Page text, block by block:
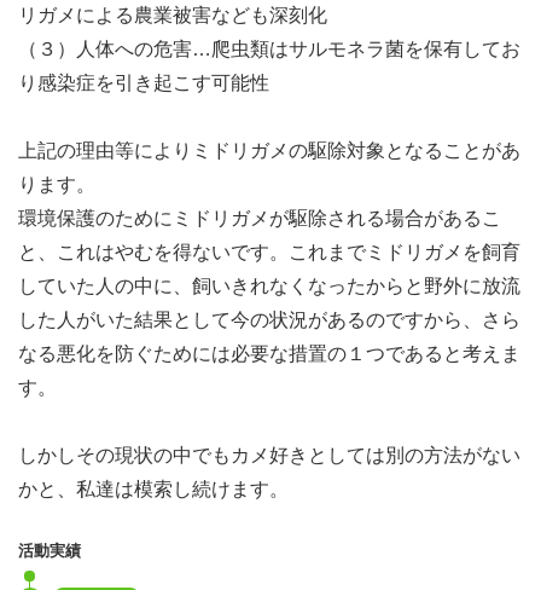
リガメによる農業被害なども深刻化
（３）人体への危害…爬虫類はサルモネラ菌を保有してお
り感染症を引き起こす可能性
上記の理由等によりミドリガメの駆除対象となることがあ
ります。
環境保護のためにミドリガメが駆除される場合があるこ
と、これはやむを得ないです。これまでミドリガメを飼育
していた人の中に、飼いきれなくなったからと野外に放流
した人がいた結果として今の状況があるのですから、さら
なる悪化を防ぐためには必要な措置の１つであると考えま
す。
しかしその現状の中でもカメ好きとしては別の方法がない
かと、私達は模索し続けます。
活動実績